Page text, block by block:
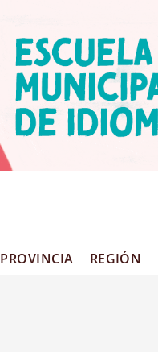
PROVINCIA REGIÓN